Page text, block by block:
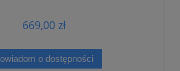
669,00 zł
o dostępności